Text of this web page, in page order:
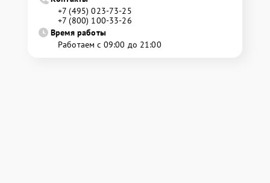
+7 (495) 023-73-25
+7 (800) 100-33-26
Время работы
Работаем с 09:00 до 21:00